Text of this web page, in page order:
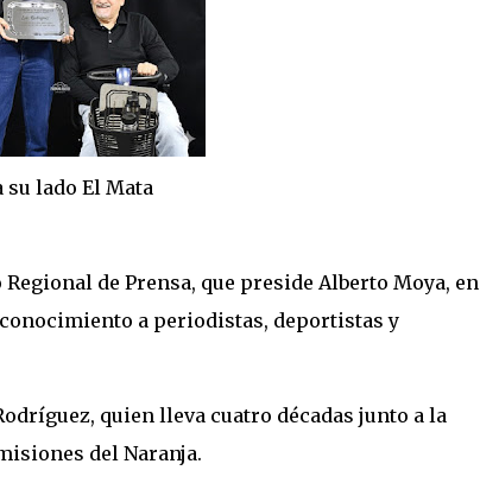
El Mata
de Prensa, que preside Alberto Moya, en
a periodistas, deportistas y
quien lleva cuatro décadas junto a la
del Naranja.